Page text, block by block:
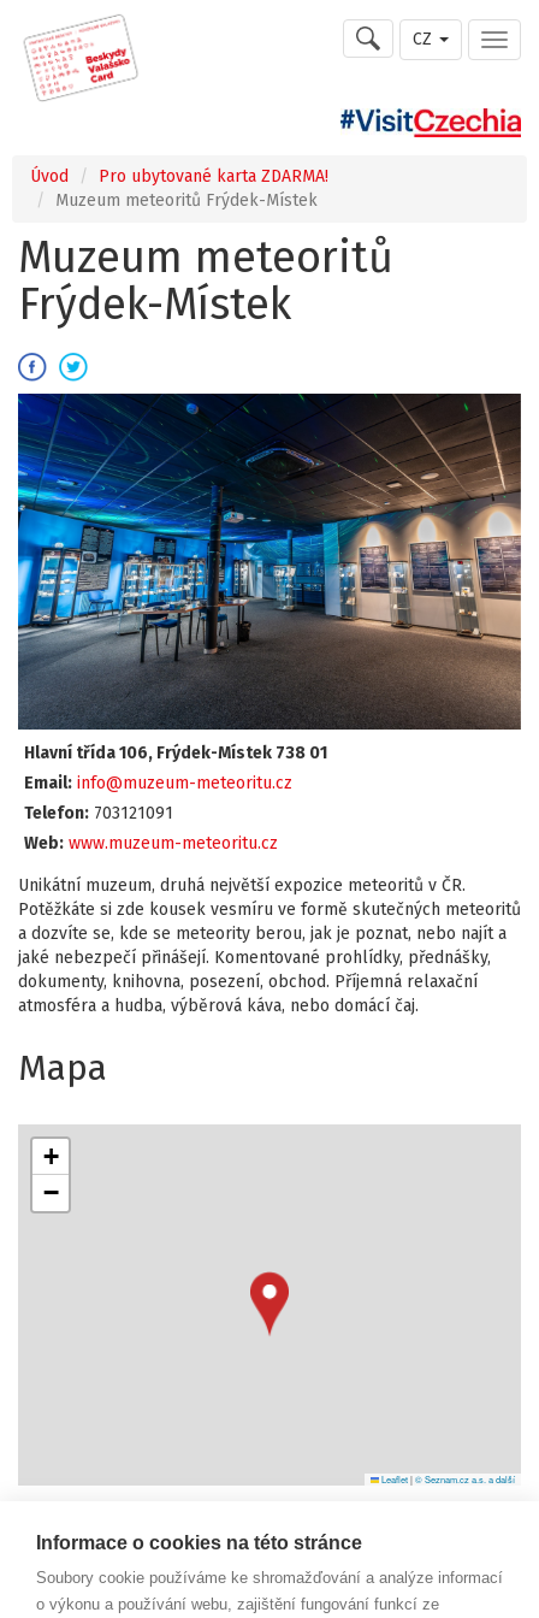
CZ
Úvod
Pro ubytované karta ZDARMA!
Muzeum meteoritů Frýdek-Místek
Muzeum meteoritů
Frýdek-Místek
Hlavní třída 106, Frýdek-Místek 738 01
Email: info@muzeum-meteoritu.cz
Telefon: 703121091
Web: www.muzeum-meteoritu.cz
Unikátní muzeum, druhá největší expozice meteoritů v ČR.
Potěžkáte si zde kousek vesmíru ve formě skutečných meteoritů
a dozvíte se, kde se meteority berou, jak je poznat, nebo najít a
jaké nebezpečí přinášejí. Komentované prohlídky, přednášky,
dokumenty, knihovna, posezení, obchod. Příjemná relaxační
atmosféra a hudba, výběrová káva, nebo domácí čaj.
Mapa
+
−
Leaflet|© Seznam.cz a.s. a další
738 01 Frýdek-Místek
IČO: 29392055
Informace o cookies na této stránce
Soubory cookie používáme ke shromažďování a analýze informací
o výkonu a používání webu, zajištění fungování funkcí ze